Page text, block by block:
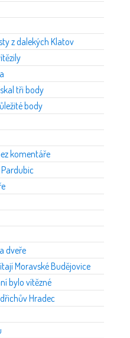
z dalekých Klatov
tři body
body
komentáře
dveře
Moravské Budějovice
bylo vítězné
Hradec